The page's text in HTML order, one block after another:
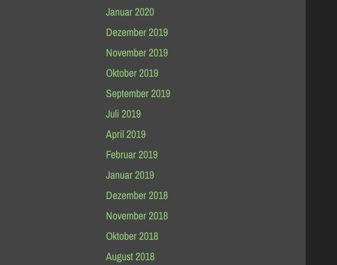
Januar 2020
Dezember 2019
November 2019
Oktober 2019
September 2019
Juli 2019
April 2019
Februar 2019
Januar 2019
Dezember 2018
November 2018
Oktober 2018
August 2018